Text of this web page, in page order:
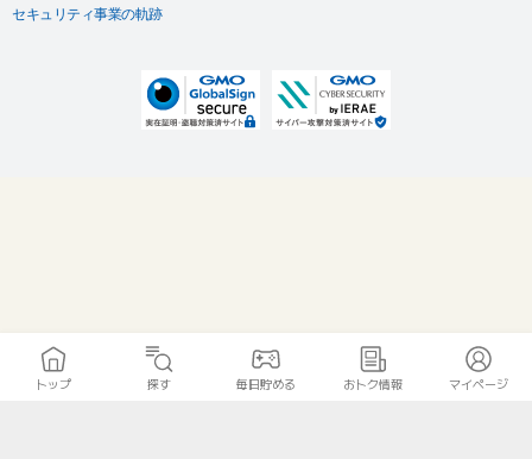
セキュリティ事業の軌跡
トップ 探す 毎日貯める おトク情報 マイページ